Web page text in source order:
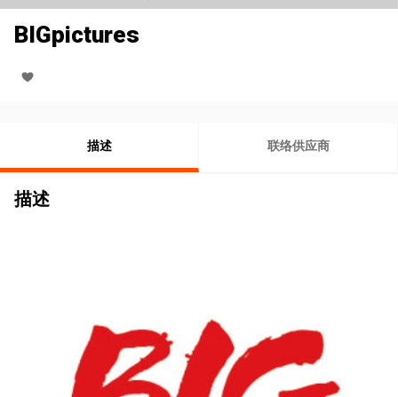
BIGpictures
描述 联络供应商
描述